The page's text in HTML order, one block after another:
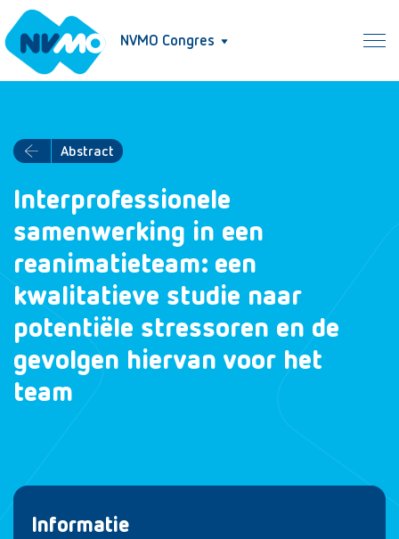
NVMO Congres
Abstract
Interprofessionele
samenwerking in een
reanimatieteam: een
kwalitatieve studie naar
potentiële stressoren en de
gevolgen hiervan voor het
team
Informatie